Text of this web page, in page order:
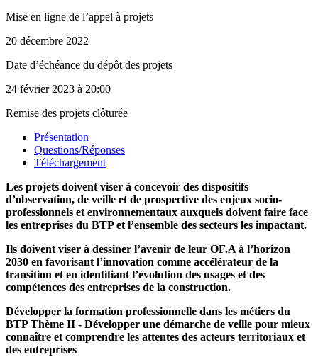
Mise en ligne de l’appel à projets
20 décembre 2022
Date d’échéance du dépôt des projets
24 février 2023 à 20:00
Remise des projets clôturée
Présentation
Questions/Réponses
Téléchargement
Les projets doivent viser à concevoir des dispositifs
d’observation, de veille et de prospective des enjeux socio-
professionnels et environnementaux auxquels doivent faire face
les entreprises du BTP et l’ensemble des secteurs les impactant.
Ils doivent viser à dessiner l’avenir de leur OF.A à l’horizon
2030 en favorisant l’innovation comme accélérateur de la
transition et en identifiant l’évolution des usages et des
compétences des entreprises de la construction.
Développer la formation professionnelle dans les métiers du
BTP Thème II - Développer une démarche de veille pour mieux
connaître et comprendre les attentes des acteurs territoriaux et
des entreprises